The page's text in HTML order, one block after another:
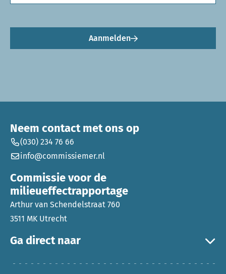
Aanmelden
Ga direct naar
Neem contact met ons op
(030) 234 76 66
info@commissiemer.nl
Commissie voor de
milieueffectrapportage
Arthur van Schendelstraat 760
3511 MK Utrecht